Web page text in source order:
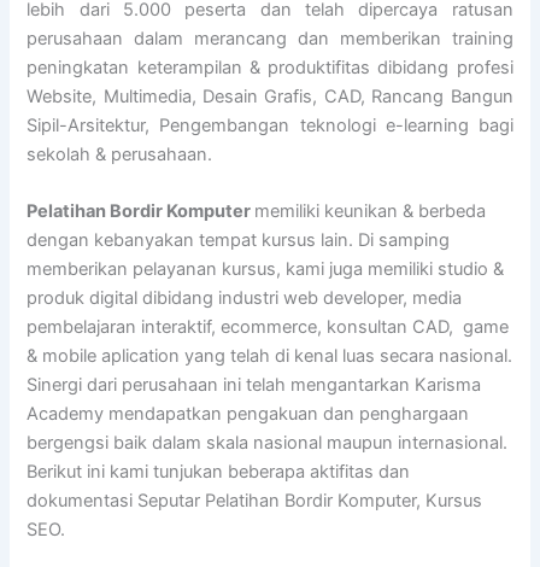
lebih dari 5.000 peserta dan telah dipercaya ratusan
perusahaan dalam merancang dan memberikan training
peningkatan keterampilan & produktifitas dibidang profesi
Website, Multimedia, Desain Grafis, CAD, Rancang Bangun
Sipil-Arsitektur, Pengembangan teknologi e-learning bagi
sekolah & perusahaan.
Pelatihan Bordir Komputer memiliki keunikan & berbeda
dengan kebanyakan tempat kursus lain. Di samping
memberikan pelayanan kursus, kami juga memiliki studio &
produk digital dibidang industri web developer, media
pembelajaran interaktif, ecommerce, konsultan CAD, game
& mobile aplication yang telah di kenal luas secara nasional.
Sinergi dari perusahaan ini telah mengantarkan Karisma
Academy mendapatkan pengakuan dan penghargaan
bergengsi baik dalam skala nasional maupun internasional.
Berikut ini kami tunjukan beberapa aktifitas dan
dokumentasi Seputar Pelatihan Bordir Komputer, Kursus
SEO.